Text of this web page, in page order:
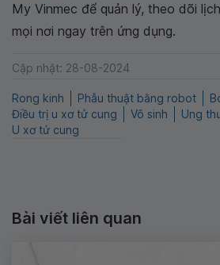
My Vinmec để quản lý, theo dõi
mọi nơi ngay trên ứng dụng.
Cập nhật: 28-08-2024
Rong kinh Phẫu thuật bằng robot
Điều trị u xơ tử cung
Vô sinh
Ung
U xơ tử cung
Bài viết liên quan